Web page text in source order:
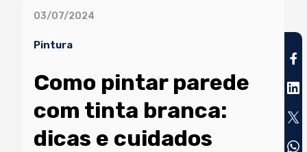
03/07/2024
Pintura
Como pintar parede
com tinta branca:
dicas e cuidados